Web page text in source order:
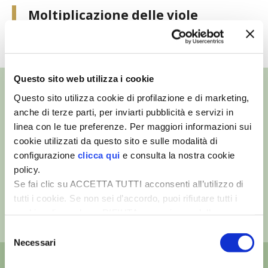
Questo sito web utilizza i cookie
Questo sito utilizza cookie di profilazione e di marketing,
anche di terze parti, per inviarti pubblicità e servizi in
linea con le tue preferenze. Per maggiori informazioni sui
cookie utilizzati da questo sito e sulle modalità di
configurazione clicca qui e consulta la nostra cookie
policy.
Se fai clic su ACCETTA TUTTI acconsenti all’utilizzo di
tutti i cookie. Se non sei d’accordo, puoi rifiutare tutti i
desideri accettare e cliccando ACCETTA SELEZIONATI.
delNecessari
VIGNETO BIO
PENSA ALTERNATIVO
GARDENA
VERONESI
RIMANI A CONTATTO CON LA NATURA
CRESCERE INSIEME
ARCHMAN
Moltiplicazione delle viole
TUTTI I VIDEO
©- Tutti i diritti riservati
Edizioni L’Informatore Agrario S.r.l.
via Bencivenga-Biondani, 16
Partita iva: 00230010233
Reg. imp. di Verona nr. 00230010233
Capitale sociale: Euro 510.000,00 i.v.